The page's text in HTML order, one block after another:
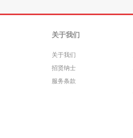
关于我们
关于我们
招贤纳士
服务条款